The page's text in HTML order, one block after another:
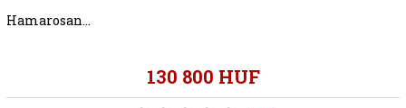
Hamarosan...
130 800 HUF